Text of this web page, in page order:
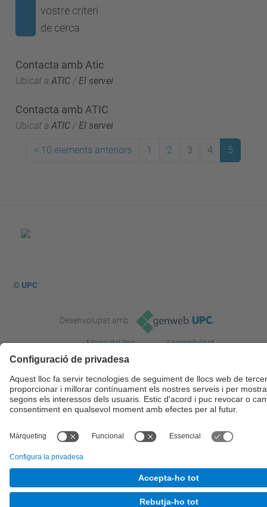
vostre criteri
de cerca
Contacta amb Atic
Ubicat a ATIC / El servei
Contacta amb ATIC
Ubicat a ATIC /El servei
< 10 elements anteriors 1 2 3 4 5
© UPC
Desenvolupat amb
Mapa del lloc
Accessibilitat
Avís legal
Configuració de privadesa